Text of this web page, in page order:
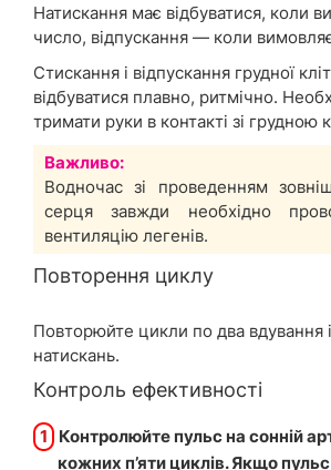
Натискання має відбуватися, коли
число, відпускання — коли
Стискання і відпускання грудної
відбуватися плавно, ритмічно.
тримати руки в контакті зі грудною
Важливо:
Водночас зі проведенням
серця завжди необхідно
вентиляцію легенів.
Повторення циклу
Повторюйте цикли по два вдування
натискань.
Контроль ефективності
1
Контролюйте пульс на сонній
кожних п’яти циклів. Якщо